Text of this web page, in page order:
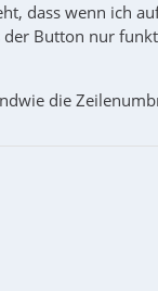
dass wenn ich
der Button nur
die